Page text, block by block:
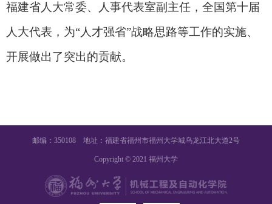
福建省人大常委、人事代表室副主任，全国第十届
人大代表，为“人才强省”战略思路等工作的实施、
开展做出了突出的贡献。
邮编：350108 地址：福建省福州市福州大学城乌龙江北大道2号
Copyright © 2021 福州大学